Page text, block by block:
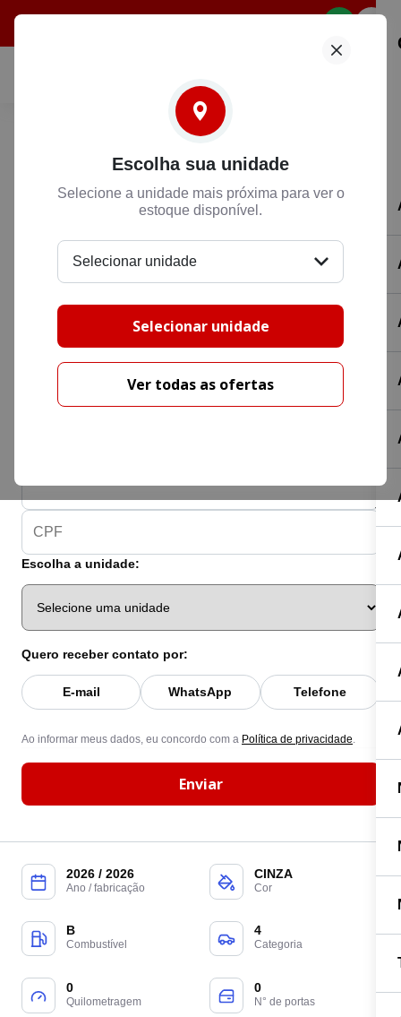
2026 / 2026
Ano / fabricação
CINZA
Cor
B
Combustível
4
Categoria
0
Quilometragem
0
N° de portas
Honda HONDA
R$ 31.538,46
Preencha suas informações para entrarmos
em contato.
Escolha a unidade:
Quero receber contato por:
E-mail WhatsApp Telefone
Ao informar meus dados, eu concordo com a Política de privacidade
Enviar
Escolha sua unidade
Selecione a unidade mais próxima para ver o
estoque disponível.
Selecionar unidade
Selecionar unidade
Ver todas as ofertas